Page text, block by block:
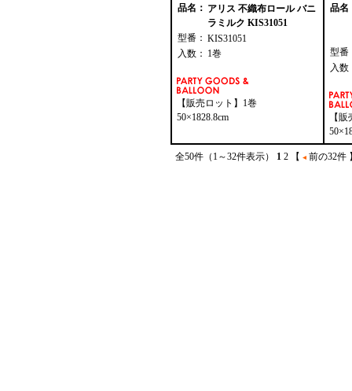
品名： アリス 不織布ロール バニ
ラミルク KIS31051
型番： KIS31051
入数： 1巻
【販売ロット】1巻
50×1828.8cm
品名
型番
入数
【
全50件（1～32件表示） 1 2 【 前の32件